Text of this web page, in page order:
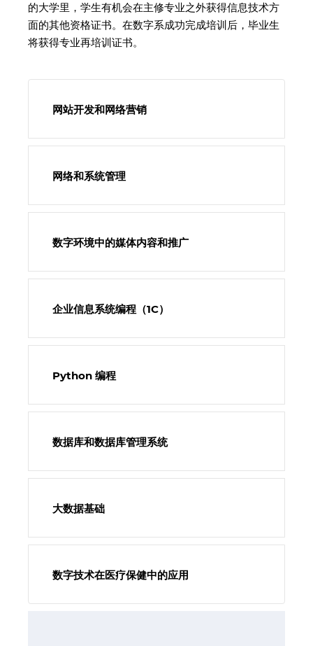
的大学里，学生有机会在主修专业之外获得信息技术方
面的其他资格证书。在数字系成功完成培训后，毕业生
将获得专业再培训证书。
网站开发和网络营销
网络和系统管理
数字环境中的媒体内容和推广
企业信息系统编程（1C）
Python 编程
数据库和数据库管理系统
大数据基础
数字技术在医疗保健中的应用